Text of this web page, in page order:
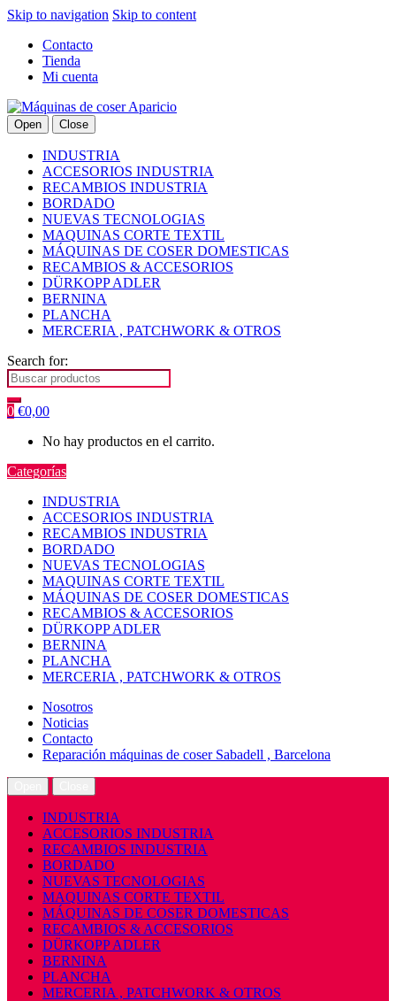
Skip to navigation Skip to content
Contacto
Tienda
Mi cuenta
Open Close
INDUSTRIA
ACCESORIOS INDUSTRIA
RECAMBIOS INDUSTRIA
BORDADO
NUEVAS TECNOLOGIAS
MAQUINAS CORTE TEXTIL
MÁQUINAS DE COSER DOMESTICAS
RECAMBIOS & ACCESORIOS
DÜRKOPP ADLER
BERNINA
PLANCHA
MERCERIA , PATCHWORK & OTROS
Search for:
0 €0,00
No hay productos en el carrito.
Categorías
INDUSTRIA
ACCESORIOS INDUSTRIA
RECAMBIOS INDUSTRIA
BORDADO
NUEVAS TECNOLOGIAS
MAQUINAS CORTE TEXTIL
MÁQUINAS DE COSER DOMESTICAS
RECAMBIOS & ACCESORIOS
DÜRKOPP ADLER
BERNINA
PLANCHA
MERCERIA , PATCHWORK & OTROS
Nosotros
Noticias
Contacto
Reparación máquinas de coser Sabadell , Barcelona
INDUSTRIA
ACCESORIOS INDUSTRIA
RECAMBIOS INDUSTRIA
BORDADO
NUEVAS TECNOLOGIAS
MAQUINAS CORTE TEXTIL
MÁQUINAS DE COSER DOMESTICAS
RECAMBIOS & ACCESORIOS
DÜRKOPP ADLER
BERNINA
PLANCHA
MERCERIA , PATCHWORK & OTROS